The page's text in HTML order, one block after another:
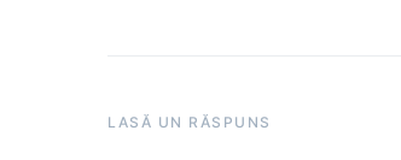
LASĂ UN RĂSPUNS